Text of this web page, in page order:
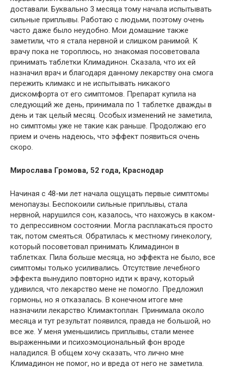
доставали. Буквально 3 месяца тому начала испытывать
сильные приплывы. Работаю с людьми, поэтому очень
часто даже было неудобно. Мои домашние также
заметили, что я стала нервной и слишком ранимой. К
врачу пока не тороплюсь, но знакомая посоветовала
принимать таблетки Климадинон. Сказала, что их ей
назначил врач и благодаря данному лекарству она смога
пережить климакс и не испытывать никакого
дискомфорта от его симптомов. Препарат купила на
следующий же день, принимала по 1 таблетке дважды в
день и так целый месяц. Особых изменений не заметила,
но симптомы уже не такие как раньше. Продолжаю его
прием и очень надеюсь, что эффект появиться очень
скоро.
Мирослава Громова, 52 года, Краснодар
Начиная с 48-ми лет начала ощущать первые симптомы
менопаузы. Беспокоили сильные приплывы, стала
нервной, нарушился сон, казалось, что нахожусь в каком-
то депрессивном состоянии. Могла расплакаться просто
так, потом смеяться. Обратилась к местному гинекологу,
который посоветовал принимать Климадинон в
таблетках. Пила больше месяца, но эффекта не было, все
симптомы только усиливались. Отсутствие лечебного
эффекта вынудило повторно идти к врачу, который
удивился, что лекарство мене не помогло. Предложил
гормоны, но я отказалась. В конечном итоге мне
назначили лекарство Климактоплан. Принимала около
месяца и тут результат появился, правда не большой, но
все же. У меня уменьшились приплывы, стали менее
выраженными и психоэмоциональный фон вроде
наладился. В общем хочу сказать, что лично мне
Климадинон не помог, но и вреда от него не заметила.